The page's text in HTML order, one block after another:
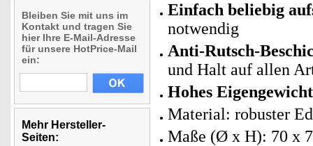
Bleiben Sie mit uns im
Kontakt und tragen Sie
hier Ihre E-Mail-Adresse
für unsere HotPrice-Mail
ein:
Mehr Hersteller-
Seiten:
Einfach beliebig
notwendig
Anti-Rutsch-
und Halt auf allen
Hohes
Material: robuster
Maße (Ø x H): 70 x